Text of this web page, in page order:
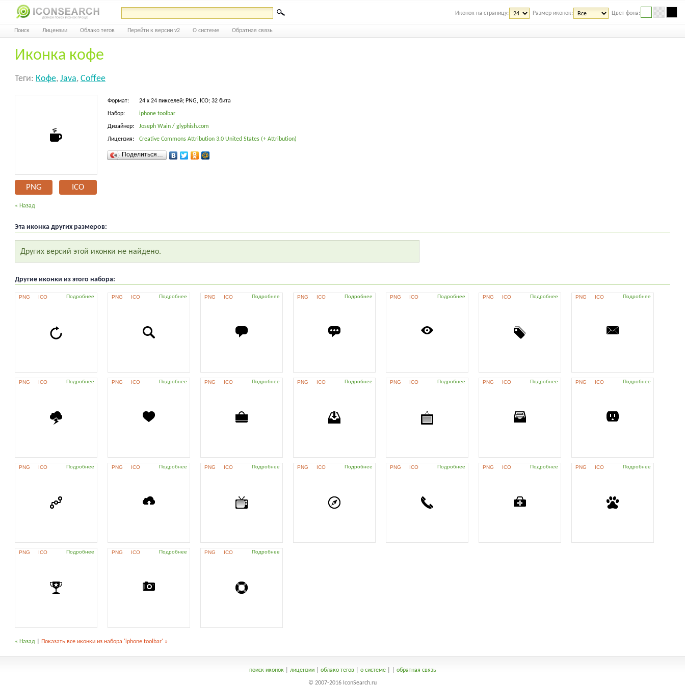
Иконок на страницу: Размер иконок: Цвет фона:
Поиск Лицензии Облако тегов Перейти к версии v2 О системе Обратная связь
Иконка кофе
Теги: Кофе, Java, Coffee
PNG ICO
Формат: 24 x 24 пикселей; PNG, ICO; 32 бита
Набор: iphone toolbar
Дизайнер: Joseph Wain / glyphish.com
Лицензия: Creative Commons Attribution 3.0 United States (+ Attribution)
Поделиться…
« Назад
Эта иконка других размеров:
Других версий этой иконки не найдено.
Другие иконки из этого набора:
PNG ICO Подробнее PNG ICO Подробнее PNG ICO Подробнее PNG ICO Подробнее PNG ICO Подробнее PNG ICO Подробнее PNG ICO Подробнее
PNG ICO Подробнее PNG ICO Подробнее PNG ICO Подробнее PNG ICO Подробнее PNG ICO Подробнее PNG ICO Подробнее PNG ICO Подробнее
PNG ICO Подробнее PNG ICO Подробнее PNG ICO Подробнее PNG ICO Подробнее PNG ICO Подробнее PNG ICO Подробнее PNG ICO Подробнее
PNG ICO Подробнее PNG ICO Подробнее PNG ICO Подробнее
« Назад Показать все иконки из набора 'iphone toolbar' »
поиск иконок| лицензии| облако тегов| о системе| обратная связь
© 2007-2016 IconSearch.ru